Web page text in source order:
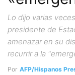
Lo dijo varias
presidente de
amenazar en su
recurrir a la
Por AFP/Hispanos